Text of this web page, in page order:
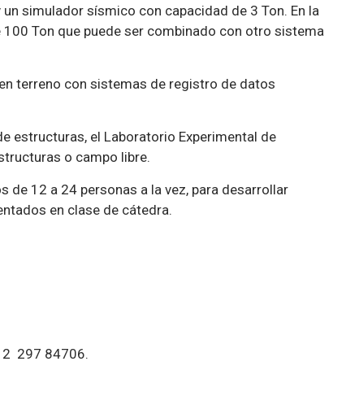
simulador sísmico con capacidad de 3 Ton. En la
Ton que puede ser combinado con otro sistema
terreno con sistemas de registro de datos
estructuras, el Laboratorio Experimental de
o campo libre.
12 a 24 personas a la vez, para desarrollar
en clase de cátedra.
297 84706.